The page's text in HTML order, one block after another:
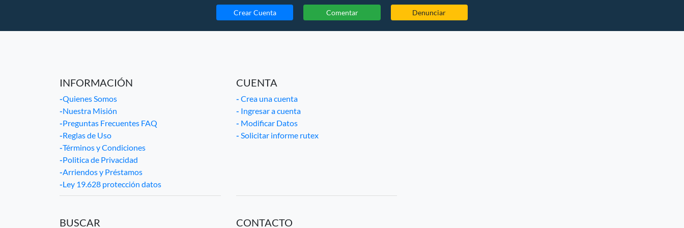
Crear Cuenta Comentar Denunciar
INFORMACIÓN
-Quienes Somos
-Nuestra Misión
-Preguntas Frecuentes FAQ
-Reglas de Uso
-Términos y Condiciones
-Politica de Privacidad
-Arriendos y Préstamos
-Ley 19.628 protección datos
CUENTA
- Crea una cuenta
- Ingresar a cuenta
- Modificar Datos
- Solicitar informe rutex
BUSCAR CONTACTO